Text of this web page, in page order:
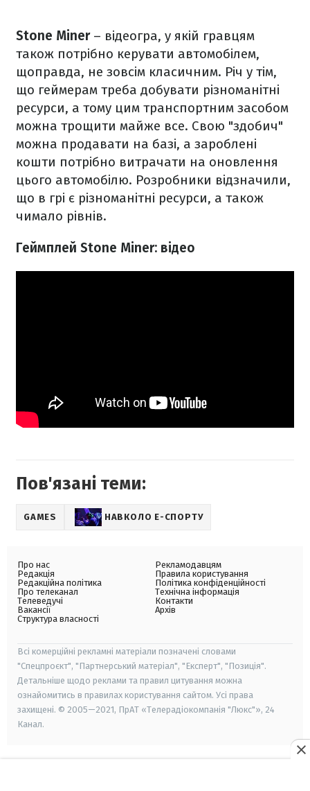
Stone Miner– відеогра, у якій гравцям
також потрібно керувати автомобілем,
щоправда, не зовсім класичним. Річ у тім,
що геймерам треба добувати різноманітні
ресурси, а тому цим транспортним засобом
можна трощити майже все. Свою "здобич"
можна продавати на базі, а зароблені
кошти потрібно витрачати на оновлення
цього автомобілю. Розробники відзначили,
що в грі є різноманітні ресурси, а також
чимало рівнів.
Геймплей Stone Miner: відео
Пов'язані теми:
GAMES НАВКОЛО Е-СПОРТУ
Про нас
Редакція
Редакційна політика
Про телеканал
Телеведучі
Вакансії
Структура власності
Рекламодавцям
Правила користування
Політика конфіденційності
Технічна інформація
Контакти
Архів
Всі комерційні рекламні матеріали позначені словами
"Спецпроєкт", "Партнерський матеріал", "Експерт", "Позиція".
Детальніше щодо реклами та правил цитування можна
ознайомитись в правилах користування сайтом. Усі права
захищені. © 2005—2021, ПрАТ «Телерадіокомпанія "Люкс"», 24
Канал.